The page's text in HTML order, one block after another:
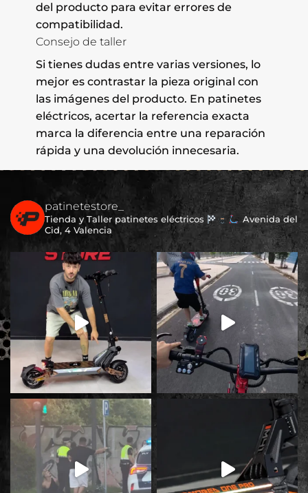
del producto para evitar errores de
compatibilidad.
Consejo de taller
Si tienes dudas entre varias versiones, lo
mejor es contrastar la pieza original con
las imágenes del producto. En patinetes
eléctricos, acertar la referencia exacta
marca la diferencia entre una reparación
rápida y una devolución innecesaria.
patinetestore_
Tienda y Taller patinetes eléctricos
Avenida del
Cid, 4 Valencia